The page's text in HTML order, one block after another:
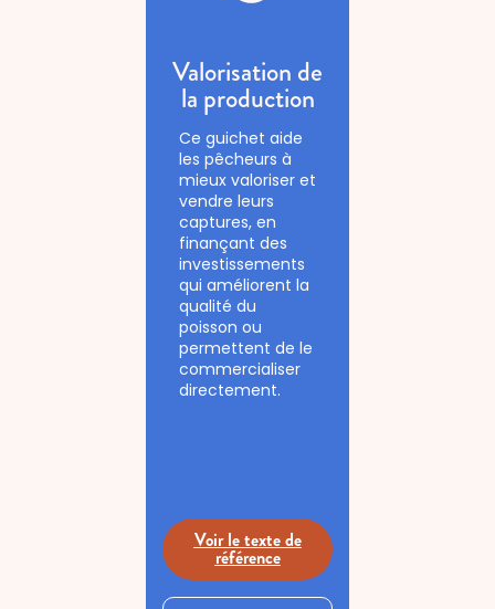
Valorisation de
la production
Ce guichet aide
les pêcheurs à
mieux valoriser et
vendre leurs
captures, en
finançant des
investissements
qui améliorent la
qualité du
poisson ou
permettent de le
commercialiser
directement.
Voir le texte de
référence